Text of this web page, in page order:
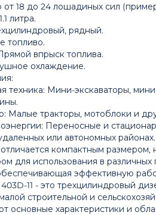
18 до 24 лошадиных сил
литра.
рядный.
топливо.
впрыск топлива.
охлаждение.
техника: Мини-экскаваторы,
Малые тракторы, мотоблоки и
Переносные и
или автономных районах.
отличается компактным
для использования в
эффективную
11 - это трехцилиндровый
строительной и
основные характеристики и